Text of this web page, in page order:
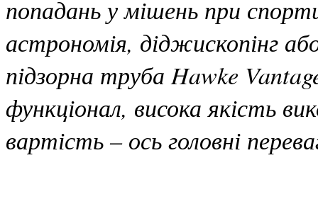
попадань у мішень при
астрономія, діджископінг
підзорна труба Hawke
функціонал, висока якість
вартість – ось головні